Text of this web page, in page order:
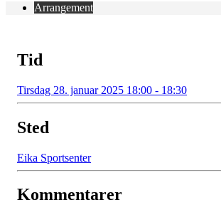
Arrangement
Tid
Tirsdag 28. januar 2025 18:00 - 18:30
Sted
Eika Sportsenter
Kommentarer